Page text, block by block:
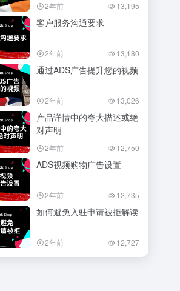
2年前 13,195
客户服务沟通要求
2年前 13,180
通过ADS广告提升您的视频
2年前 13,026
产品详情中的夸大描述或绝
对声明
2年前 12,750
ADS视频购物广告设置
2年前 12,735
如何避免入驻申请被拒解读
2年前 12,727